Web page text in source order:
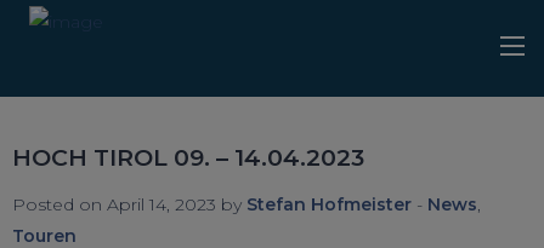
HOCH TIROL 09. – 14.04.2023
Posted on April 14, 2023 by Stefan Hofmeister - News,
Touren